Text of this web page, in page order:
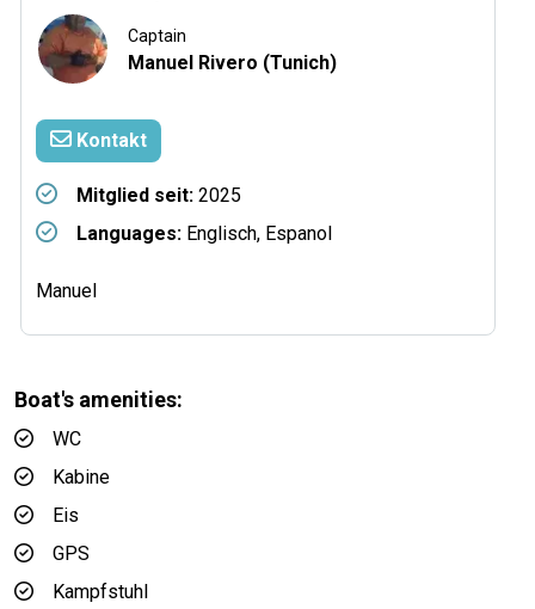
Captain
Manuel Rivero (Tunich)
Kontakt
Mitglied seit: 2025
Languages: Englisch, Espanol
Manuel
Boat's amenities:
WC
Kabine
Eis
GPS
Kampfstuhl